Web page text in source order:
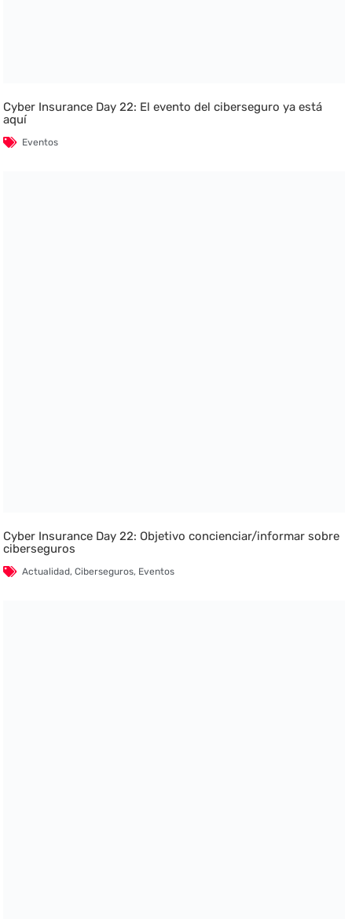
Cyber Insurance Day 22: El evento del ciberseguro ya está
aquí
Eventos
Cyber Insurance Day 22: Objetivo concienciar/informar sobre
ciberseguros
Actualidad,Ciberseguros, Eventos